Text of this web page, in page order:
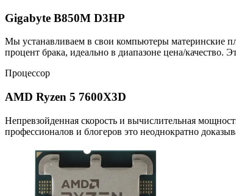
Gigabyte B850M D3HP
Мы устанавливаем в свои компьютеры материнские
процент брака, идеально в диапазоне цена/
Процессор
AMD Ryzen 5 7600X3D
Непревзойденная скорость и вычислительная
профессионалов и блогеров это неоднократно